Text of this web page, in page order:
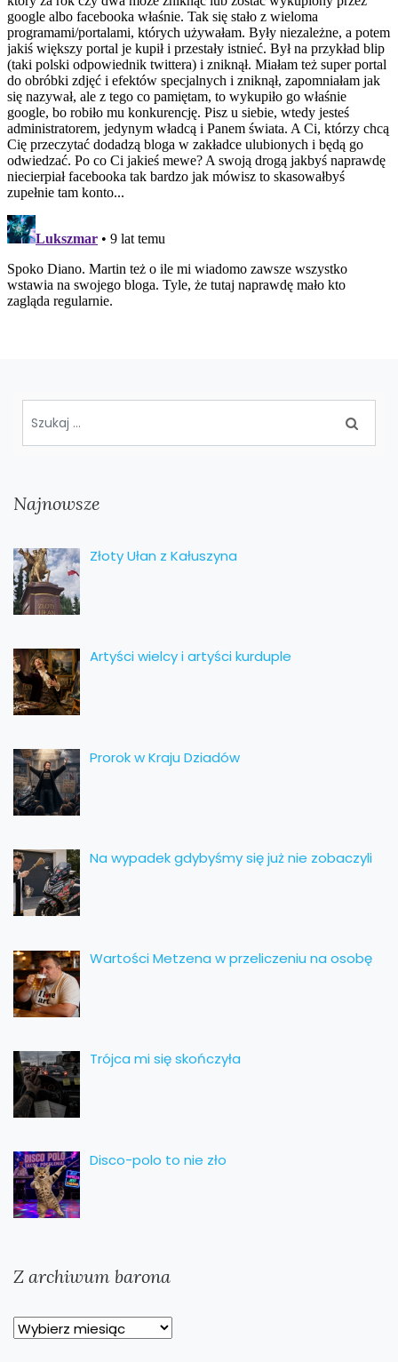
Najnowsze
Złoty Ułan z Kałuszyna
Artyści wielcy i artyści kurduple
Prorok w Kraju Dziadów
Na wypadek gdybyśmy się już nie zobaczyli
Wartości Metzena w przeliczeniu na osobę
Trójca mi się skończyła
Disco-polo to nie zło
Z archiwum barona
Z